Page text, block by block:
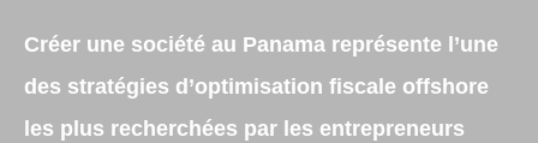
Créer une société au Panama représente l’une
des stratégies d’optimisation fiscale offshore
les plus recherchées par les entrepreneurs